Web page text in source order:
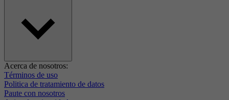
Acerca de nosotros:
Términos de uso
Politica de tratamiento de datos
Paute con nosotros